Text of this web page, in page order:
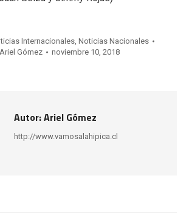
Internacionales, Noticias Nacionales
Ariel Gómez noviembre 10, 2018
Autor:Ariel Gómez
http://www.vamosalahipica.cl